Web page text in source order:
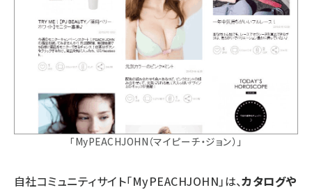
「MyPEACHJOHN（マイピーチ・ジョン）」
自社コミュニティサイト「MyPEACHJOHN」は、カタログや